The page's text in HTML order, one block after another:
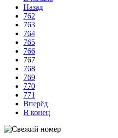
Назад
762
763
764
765
766
767
768
769
770
771
Вперёд
В конец